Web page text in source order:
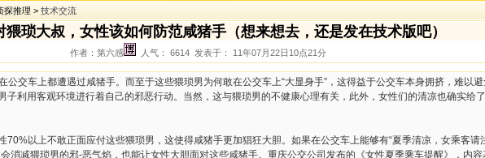
探推理 > 技术交流
猥琐大叔，女性该如何防范咸猪手（想来想去，还是发在技术版吧）
作者：第六感 人气： 6614 发表于： 11年07月22日10点21分
交车上都遭遇过咸猪手。而至于这些猥琐男为何敢在公交车上“大显身手”，这得益于公交车本身拥挤，难以
子利用客观环境进行着自己的邪恶行动。当然，这与猥琐男的不健康心理有关，此外，女性们的清凉也确实给
以上不敢正面应付这些猥琐男，这使得咸猪手更加猖狂大胆。如果在公交车上能够有“夏季清凉，女乘客请
消减猥琐男的邪-恶气焰，也能让女性大胆面对这些咸猪手。重庆公交公司发布的《女性夏季乘车提醒》，内容